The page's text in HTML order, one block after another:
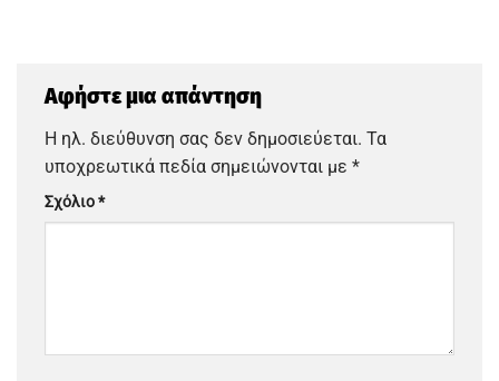
Αφήστε μια απάντηση
Η ηλ. διεύθυνση σας δεν δημοσιεύεται. Τα
υποχρεωτικά πεδία σημειώνονται με *
Σχόλιο*